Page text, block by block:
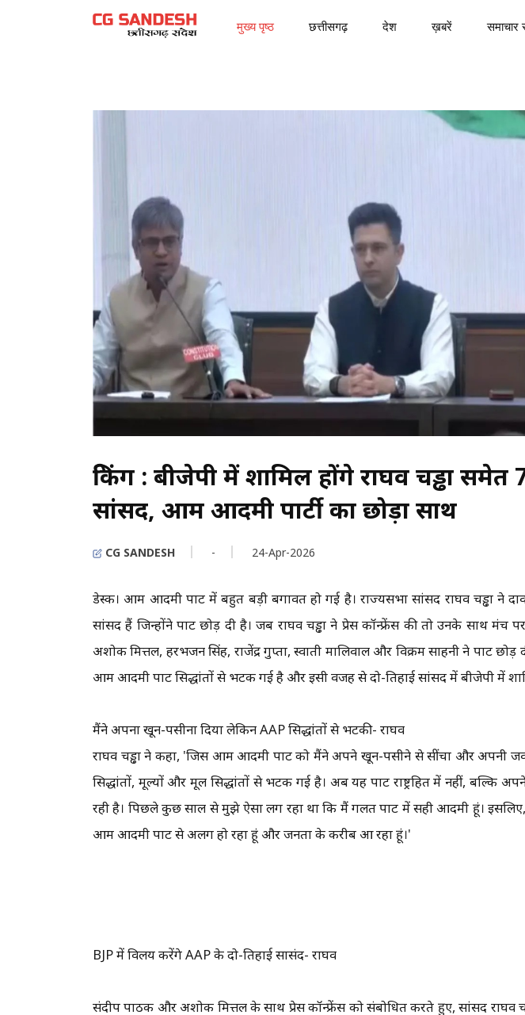
मुख्य पृष्ठ छत्तीसगढ़ देश ख़बरें समाचार
ब्रेकिंग : बीजेपी में शामिल होंगे राघव चड्ढा समेत
सांसद, आम आदमी पार्टी का छोड़ा साथ
CG SANDESH - 24-Apr-2026
डेस्क। आम आदमी पार्टी में बहुत बड़ी बगावत हो गई है। राज्यसभा सांसद राघव चड्ढा ने
सांसद हैं जिन्होंने पार्टी छोड़ दी है। जब राघव चड्ढा ने प्रेस कॉन्फ्रेंस की तो उनके साथ
अशोक मित्तल, हरभजन सिंह, राजेंद्र गुप्ता, स्वाती मालिवाल और विक्रम साहनी ने पार्टी छोड़
आम आदमी पार्टी सिद्धांतों से भटक गई है और इसी वजह से दो-तिहाई सांसद में बीजेपी में
मैंने अपना खून-पसीना दिया लेकिन AAP सिद्धांतों से भटकी- राघव
राघव चड्ढा ने कहा, 'जिस आम आदमी पार्टी को मैंने अपने खून-पसीने से सींचा और अपनी
सिद्धांतों, मूल्यों और मूल सिद्धांतों से भटक गई है। अब यह पार्टी राष्ट्रहित में नहीं, बल्कि
रही है। पिछले कुछ साल से मुझे ऐसा लग रहा था कि मैं गलत पार्टी में सही आदमी हूं।
आम आदमी पार्टी से अलग हो रहा हूं और जनता के करीब आ रहा हूं।'
BJP में विलय करेंगे AAP के दो-तिहाई सासंद- राघव
संदीप पाठक और अशोक मित्तल के साथ प्रेस कॉन्फ्रेंस को संबोधित करते हुए, सांसद राघव